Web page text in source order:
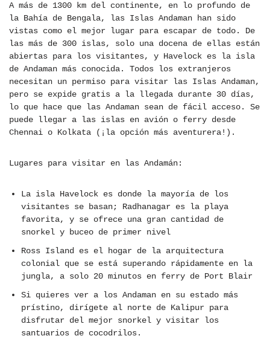
A más de 1300 km del continente, en lo profundo de
la Bahía de Bengala, las Islas Andaman han sido
vistas como el mejor lugar para escapar de todo. De
las más de 300 islas, solo una docena de ellas están
abiertas para los visitantes, y Havelock es la isla
de Andaman más conocida. Todos los extranjeros
necesitan un permiso para visitar las Islas Andaman,
pero se expide gratis a la llegada durante 30 días,
lo que hace que las Andaman sean de fácil acceso. Se
puede llegar a las islas en avión o ferry desde
Chennai o Kolkata (¡la opción más aventurera!).
Lugares para visitar en las Andamán:
La isla Havelock es donde la mayoría de los
visitantes se basan; Radhanagar es la playa
favorita, y se ofrece una gran cantidad de
snorkel y buceo de primer nivel
Ross Island es el hogar de la arquitectura
colonial que se está superando rápidamente en la
jungla, a solo 20 minutos en ferry de Port Blair
Si quieres ver a los Andaman en su estado más
prístino, dirígete al norte de Kalipur para
disfrutar del mejor snorkel y visitar los
santuarios de cocodrilos.